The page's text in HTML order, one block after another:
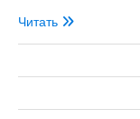
Читать